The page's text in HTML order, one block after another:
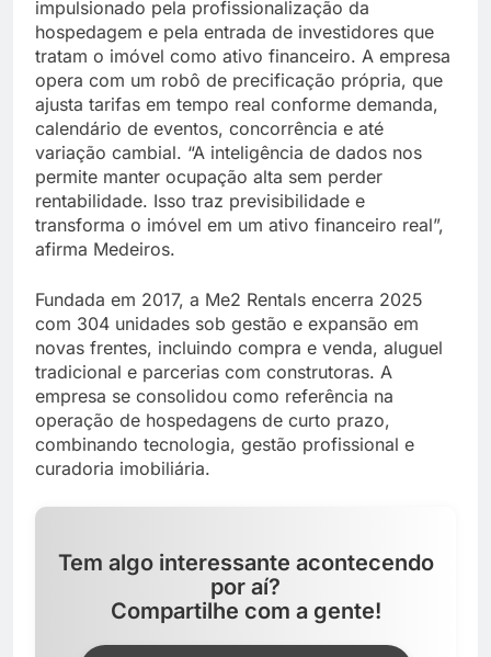
impulsionado pela profissionalização da
hospedagem e pela entrada de investidores que
tratam o imóvel como ativo financeiro. A empresa
opera com um robô de precificação própria, que
ajusta tarifas em tempo real conforme demanda,
calendário de eventos, concorrência e até
variação cambial. “A inteligência de dados nos
permite manter ocupação alta sem perder
rentabilidade. Isso traz previsibilidade e
transforma o imóvel em um ativo financeiro real”,
afirma Medeiros.
Fundada em 2017, a Me2 Rentals encerra 2025
com 304 unidades sob gestão e expansão em
novas frentes, incluindo compra e venda, aluguel
tradicional e parcerias com construtoras. A
empresa se consolidou como referência na
operação de hospedagens de curto prazo,
combinando tecnologia, gestão profissional e
curadoria imobiliária.
Tem algo interessante acontecendo
por aí?
Compartilhe com a gente!